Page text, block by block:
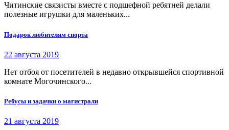
Читинские связисты вместе с подшефной ребятней делали
полезные игрушки для маленьких...
Подарок любителям спорта
22 августа 2019
Нет отбоя от посетителей в недавно открывшейся спортивной
комнате Могочинского...
Ребусы и задачки о магистрали
21 августа 2019